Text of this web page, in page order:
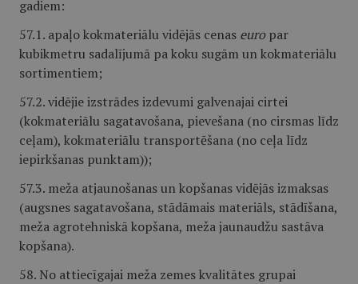
gadiem:
57.1. apaļo kokmateriālu vidējās cenas europar
kubikmetru sadalījumā pa koku sugām un kokmateriālu
sortimentiem;
57.2. vidējie izstrādes izdevumi galvenajai cirtei
(kokmateriālu sagatavošana, pievešana (no cirsmas līdz
ceļam), kokmateriālu transportēšana (no ceļa līdz
iepirkšanas punktam));
57.3. meža atjaunošanas un kopšanas vidējās izmaksas
(augsnes sagatavošana, stādāmais materiāls, stādīšana,
meža agrotehniskā kopšana, meža jaunaudžu sastāva
kopšana).
58. No attiecīgajai meža zemes kvalitātes grupai